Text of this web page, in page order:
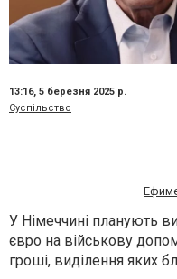
13:16, 5 березня 2025 р.
Суспільство
У Німеччині планують
євро на військову
гроші, виділення яких